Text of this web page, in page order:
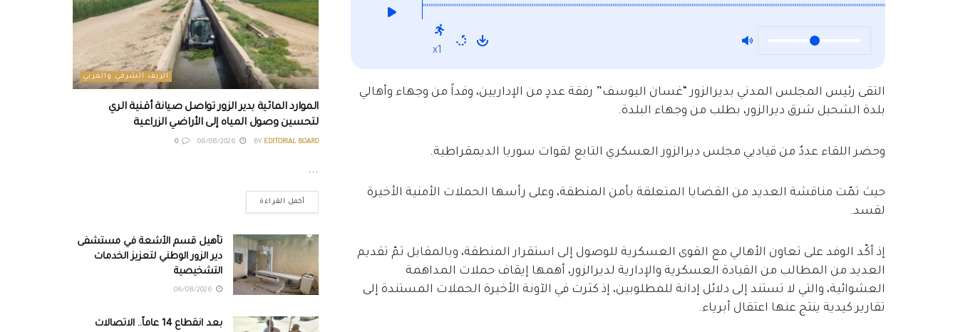
x1
التقى رئيس المجلس المدني بديرالزور “غسان اليوسف” رفقة عددٍ من الإداريين، وفداً من وجهاء وأهالي
بلدة الشحيل شرق ديرالزور، بطلب من وجهاء البلدة.
وحضر اللقاء عددٌ من قياديي مجلس ديرالزور العسكري التابع لقوات سوريا الديمقراطية.
حيث تمّت مناقشة العديد من القضايا المتعلقة بأمن المنطقة، وعلى رأسها الحملات الأمنية الأخيرة
لقسد.
إذ أكّد الوفد على تعاون الأهالي مع القوى العسكرية للوصول إلى استقرار المنطقة، وبالمقابل تمّ تقديم
العديد من المطالب من القيادة العسكرية والإدارية لديرالزور، أهمها إيقاف حملات المداهمة
العشوائية، والتي لا تستند إلى دلائل إدانة للمطلوبين، إذ كثرت في الآونة الأخيرة الحملات المستندة إلى
تقارير كيدية ينتج عنها اعتقال أبرياء.
الريف الشرقي والغربي
الموارد المائية بدير الزور تواصل صيانة أقنية الري
لتحسين وصول المياه إلى الأراضي الزراعية
BY EDITORIAL BOARD
0
...
أكمل القراءة
تأهيل قسم الأشعة في مستشفى
دير الزور الوطني لتعزيز الخدمات
التشخيصية
بعد انقطاع 14 عاماً.. الاتصالات